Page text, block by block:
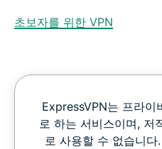
초보자를 위한 VPN
ExpressVPN는 프라이
로 하는 서비스이며, 저
로 사용할 수 없습니